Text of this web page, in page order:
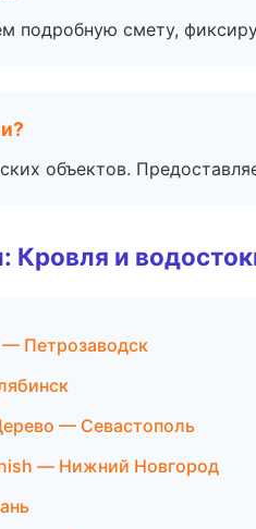
подробную смету,
объектов.
Кровля и
Петрозаводск
— Севастополь
— Нижний Новгород